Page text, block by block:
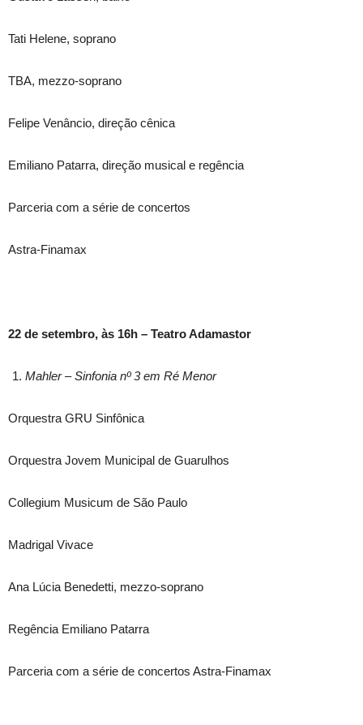
Tati Helene, soprano
TBA, mezzo-soprano
Felipe Venâncio, direção cênica
Emiliano Patarra, direção musical e regência
Parceria com a série de concertos
Astra-Finamax
22 de setembro, às 16h – Teatro Adamastor
Mahler – Sinfonia nº 3 em Ré Menor
Orquestra GRU Sinfônica
Orquestra Jovem Municipal de Guarulhos
Collegium Musicum de São Paulo
Madrigal Vivace
Ana Lúcia Benedetti, mezzo-soprano
Regência Emiliano Patarra
Parceria com a série de concertos Astra-Finamax